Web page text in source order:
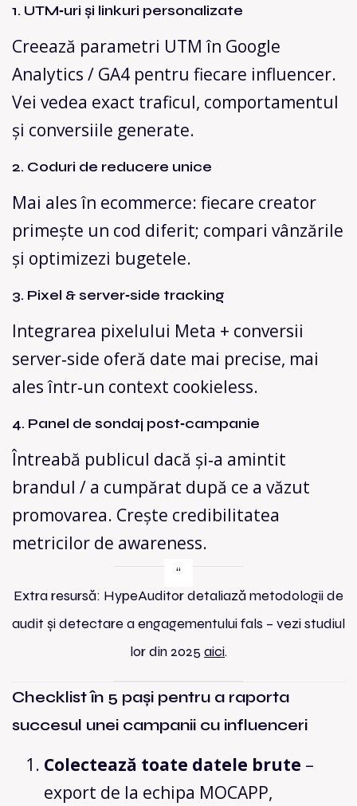
1. UTM‑uri și linkuri personalizate
Creează parametri UTM în Google
Analytics / GA4 pentru fiecare influencer.
Vei vedea exact traficul, comportamentul
și conversiile generate.
2. Coduri de reducere unice
Mai ales în ecommerce: fiecare creator
primește un cod diferit; compari vânzările
și optimizezi bugetele.
3. Pixel & server‑side tracking
Integrarea pixelului Meta + conversii
server‑side oferă date mai precise, mai
ales într‑un context cookieless.
4. Panel de sondaj post‑campanie
Întreabă publicul dacă și‑a amintit
brandul / a cumpărat după ce a văzut
promovarea. Crește credibilitatea
metricilor de awareness.
Extra resursă: HypeAuditor detaliază metodologii de
audit și detectare a engagementului fals – vezi studiul
lor din 2025aici.
Checklist în 5 pași pentru a raporta
succesul unei campanii cu influenceri
Colectează toate datele brute –
export de la echipa MOCAPP,